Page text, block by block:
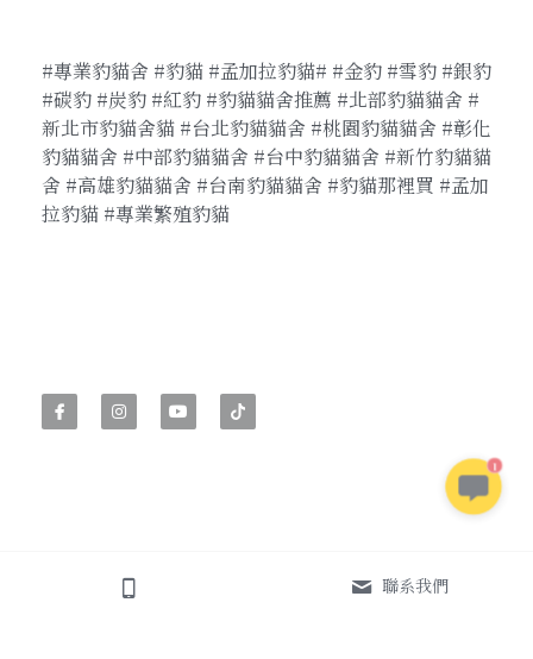
#專業豹貓舍 #豹貓 #孟加拉豹貓# #金豹 #雪豹 #銀豹
#碳豹 #炭豹 #紅豹 #豹貓貓舍推薦 #北部豹貓貓舍 #
新北市豹貓舍貓 #台北豹貓貓舍 #桃園豹貓貓舍 #彰化
豹貓貓舍 #中部豹貓貓舍 #台中豹貓貓舍 #新竹豹貓貓
舍 #高雄豹貓貓舍 #台南豹貓貓舍 #豹貓那裡買 #孟加
拉豹貓 #專業繁殖豹貓
聯系我們
1